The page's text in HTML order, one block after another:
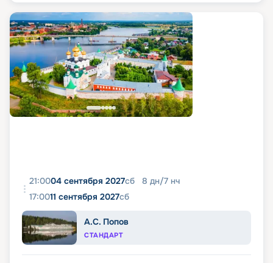
21:0004 сентября 2027сб 8 дн/7 нч
17:0011 сентября 2027сб
А.С. Попов
СТАНДАРТ